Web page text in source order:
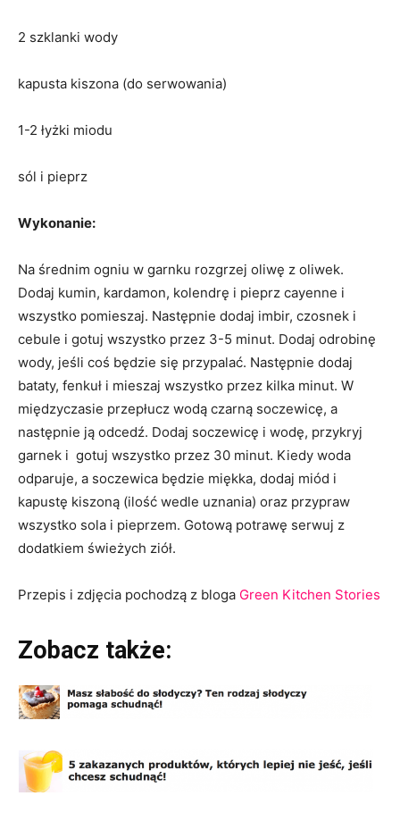
2 szklanki wody
kapusta kiszona (do serwowania)
1-2 łyżki miodu
sól i pieprz
Wykonanie:
Na średnim ogniu w garnku rozgrzej oliwę z oliwek.
Dodaj kumin, kardamon, kolendrę i pieprz cayenne i
wszystko pomieszaj. Następnie dodaj imbir, czosnek i
cebule i gotuj wszystko przez 3-5 minut. Dodaj odrobinę
wody, jeśli coś będzie się przypalać. Następnie dodaj
bataty, fenkuł i mieszaj wszystko przez kilka minut. W
międzyczasie przepłucz wodą czarną soczewicę, a
następnie ją odcedź. Dodaj soczewicę i wodę, przykryj
garnek i gotuj wszystko przez 30 minut. Kiedy woda
odparuje, a soczewica będzie miękka, dodaj miód i
kapustę kiszoną (ilość wedle uznania) oraz przypraw
wszystko sola i pieprzem. Gotową potrawę serwuj z
dodatkiem świeżych ziół.
Przepis i zdjęcia pochodzą z bloga Green Kitchen Stories
Zobacz także: